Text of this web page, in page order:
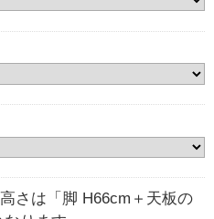
さは「脚 H66cm＋天板の